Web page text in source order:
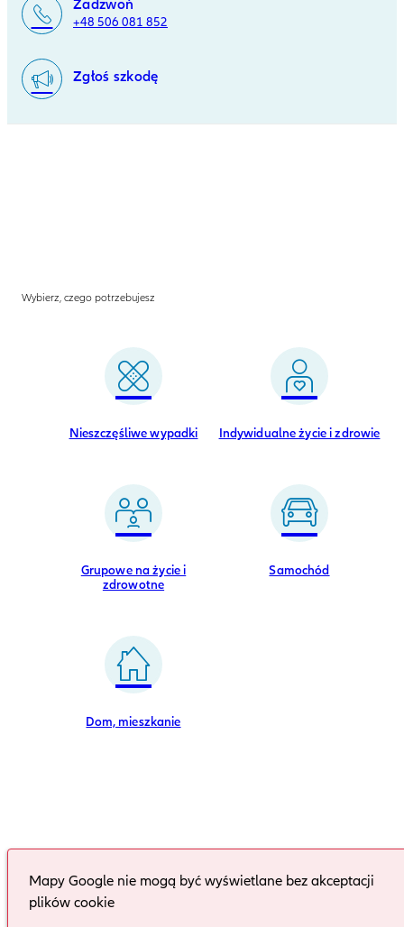
Zadzwoń
+48 506 081 852
Zgłoś szkodę
Wybierz, czego potrzebujesz
Nieszczęśliwe wypadki Indywidualne życie i zdrowie
Grupowe na życie i
zdrowotne
Samochód
Dom, mieszkanie
Mapy Google nie mogą być wyświetlane bez akceptacji
plików cookie